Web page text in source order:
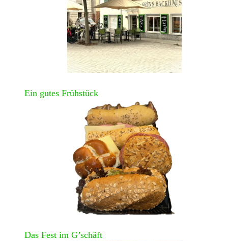
Ein gutes Frühstück
Das Fest im G’schäft